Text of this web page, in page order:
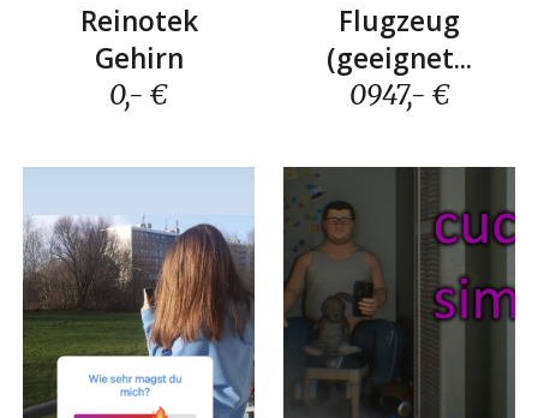
Reinotek
Gehirn
0,- €
Flugzeug
(geeignet...
0947,- €